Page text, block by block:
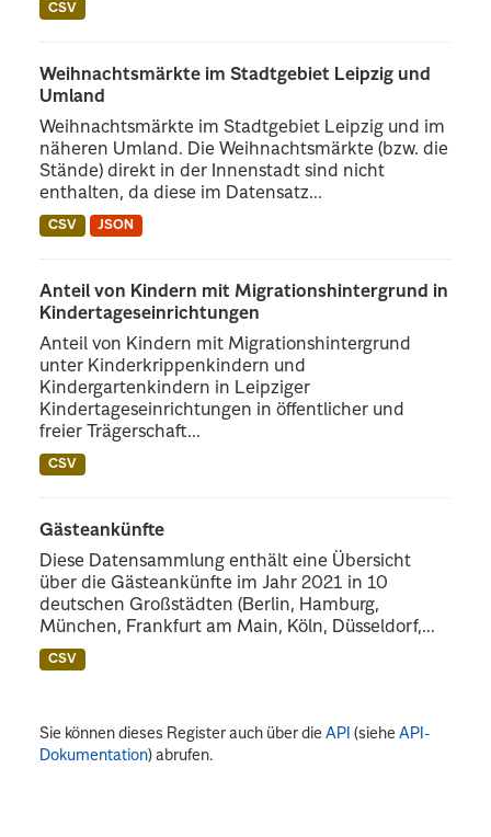
CSV
Weihnachtsmärkte im Stadtgebiet Leipzig und
Umland
Weihnachtsmärkte im Stadtgebiet Leipzig und im
näheren Umland. Die Weihnachtsmärkte (bzw. die
Stände) direkt in der Innenstadt sind nicht
enthalten, da diese im Datensatz...
CSV JSON
Anteil von Kindern mit Migrationshintergrund in
Kindertageseinrichtungen
Anteil von Kindern mit Migrationshintergrund
unter Kinderkrippenkindern und
Kindergartenkindern in Leipziger
Kindertageseinrichtungen in öffentlicher und
freier Trägerschaft...
CSV
Gästeankünfte
Diese Datensammlung enthält eine Übersicht
über die Gästeankünfte im Jahr 2021 in 10
deutschen Großstädten (Berlin, Hamburg,
München, Frankfurt am Main, Köln, Düsseldorf,...
CSV
Sie können dieses Register auch über dieAPI (sieheAPI-
Dokumentation) abrufen.